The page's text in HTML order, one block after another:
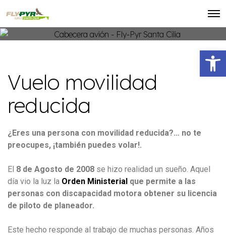
Abrir barra de herramientas
Vuelo movilidad
reducida
¿Eres una persona con movilidad reducida?… no te
preocupes, ¡también puedes volar!.
El 8 de Agosto de 2008 se hizo realidad un sueño. Aquel
día vio la luz la Orden Ministerial que permite a las
personas con discapacidad motora obtener su licencia
de piloto de planeador.
Este hecho responde al trabajo de muchas personas. Años